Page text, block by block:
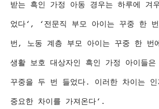
받는 흑인 가정 아동 경우는 하루에 겨
었다‘, ‘전문직 부모 아이는 꾸중 한
번, 노동 계층 부모 아이는 꾸중 한 번
생활 보호 대상자인 흑인 가정 아이들은
꾸중을 두 번 들었다. 이러한 차이는 인
중요한 차이를 가져온다‘.